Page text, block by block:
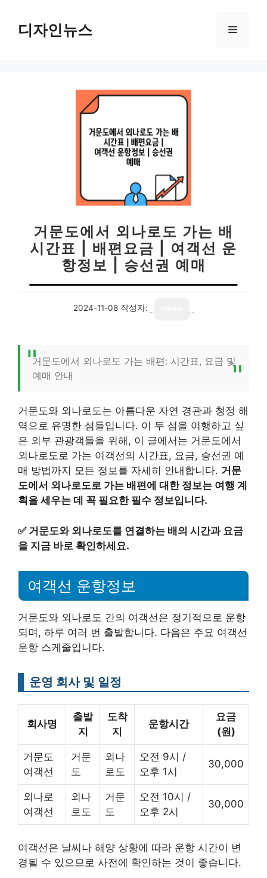
디자인뉴스 메
거문도에서 외나로도 가는 배
시간표 | 배편요금 | 여객선 운
항정보 | 승선권 예매
2024-11-08 작성자:
거문도에서 외나로도 가는 배편: 시간표, 요금 및
예매 안내
거문도와 외나로도는 아름다운 자연 경관과 청정 해
역으로 유명한 섬들입니다. 이 두 섬을 여행하고 싶
은 외부 관광객들을 위해, 이 글에서는 거문도에서
외나로도로 가는 여객선의 시간표, 요금, 승선권 예
매 방법까지 모든 정보를 자세히 안내합니다. 거문
도에서 외나로도로 가는 배편에 대한 정보는 여행 계
획을 세우는 데 꼭 필요한 필수 정보입니다.
✅ 거문도와 외나로도를 연결하는 배의 시간과 요금
을 지금 바로 확인하세요.
여객선 운항정보
거문도와 외나로도 간의 여객선은 정기적으로 운항
되며, 하루 여러 번 출발합니다. 다음은 주요 여객선
운항 스케줄입니다.
운영 회사 및 일정
회사명
출발
지
도착
지
운항시간
요금
(원)
거문도
여객선
거문
도
외나
로도
오전 9시 /
오후 1시
30,000
외나로
여객선
외나
로도
거문
도
오전 10시 /
오후 2시
30,000
여객선은 날씨나 해양 상황에 따라 운항 시간이 변
경될 수 있으므로 사전에 확인하는 것이 좋습니다.